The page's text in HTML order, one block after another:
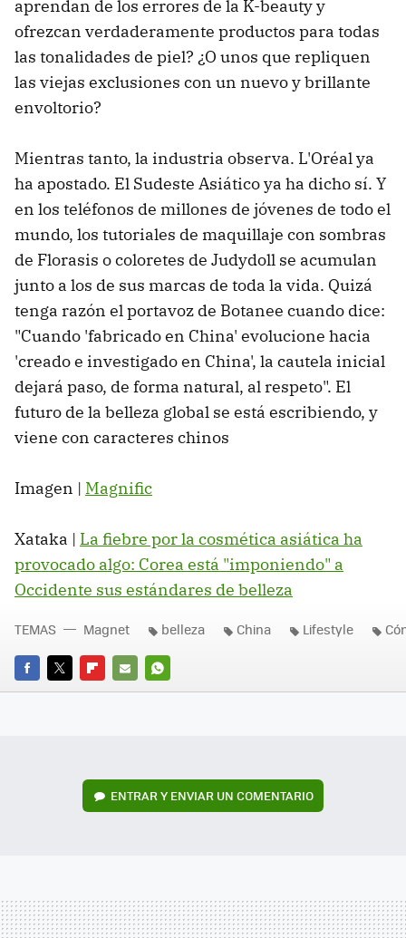
aprendan de los errores de la K-beauty y
ofrezcan verdaderamente productos para todas
las tonalidades de piel? ¿O unos que repliquen
las viejas exclusiones con un nuevo y brillante
envoltorio?
Mientras tanto, la industria observa. L'Oréal ya
ha apostado. El Sudeste Asiático ya ha dicho sí. Y
en los teléfonos de millones de jóvenes de todo el
mundo, los tutoriales de maquillaje con sombras
de Florasis o coloretes de Judydoll se acumulan
junto a los de sus marcas de toda la vida. Quizá
tenga razón el portavoz de Botanee cuando dice:
"Cuando 'fabricado en China' evolucione hacia
'creado e investigado en China', la cautela inicial
dejará paso, de forma natural, al respeto". El
futuro de la belleza global se está escribiendo, y
viene con caracteres chinos
Imagen | Magnific
Xataka | La fiebre por la cosmética asiática ha
provocado algo: Corea está "imponiendo" a
Occidente sus estándares de belleza
FACEBOOK
TWITTERFLIPBOARD
E-
WHATSAPP
TEMAS Magnet belleza China Lifestyle
ENTRAR Y ENVIAR UN COMENTARIO